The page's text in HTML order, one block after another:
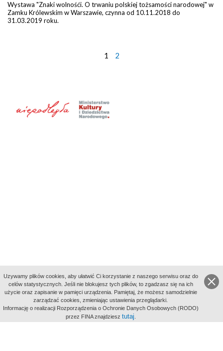
Wystawa "Znaki wolnośći. O trwaniu polskiej tożsamości narodowej" w
Zamku Królewskim w Warszawie, czynna od 10.11.2018 do
31.03.2019 roku.
1 2
aktywności
Uzywamy plików cookies, aby ułatwić Ci korzystanie z naszego serwisu oraz do
celów statystycznych. Jeśli nie blokujesz tych plików, to zgadzasz się na ich
użycie oraz zapisanie w pamięci urządzenia. Pamiętaj, że możesz samodzielnie
zarządzać cookies, zmieniając ustawienia przeglądarki.
Informację o realizacji Rozporządzenia o Ochronie Danych Osobowych (RODO)
przez FINA znajdziesz tutaj